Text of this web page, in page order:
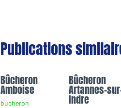
Publications
Bûcheron
Amboise
bucheron
Bûcheron
Artannes-
Indre